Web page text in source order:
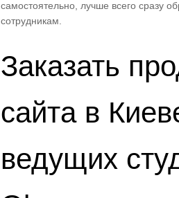
самостоятельно, лучше всего сразу
сотрудникам.
Заказать
сайта в
ведущих